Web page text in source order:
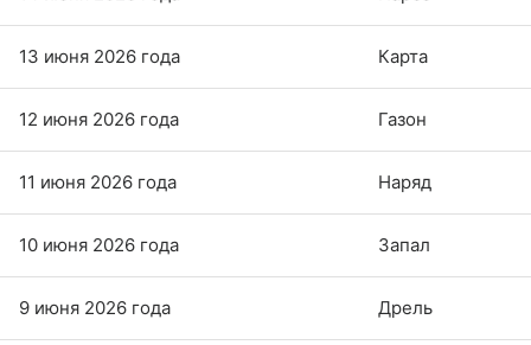
13 июня 2026 года Карта
12 июня 2026 года Газон
11 июня 2026 года Наряд
10 июня 2026 года Запал
9 июня 2026 года Дрель